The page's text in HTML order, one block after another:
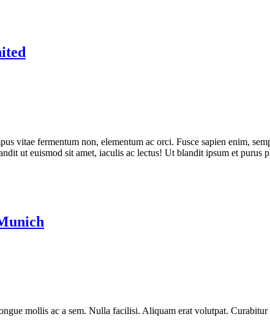
vitae fermentum non, elementum ac orci. Fusce sapien enim,
ut euismod sit amet, iaculis ac lectus! Ut blandit ipsum et purus
mollis ac a sem. Nulla facilisi. Aliquam erat volutpat.